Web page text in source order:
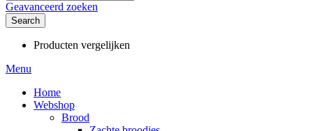
Geavanceerd zoeken
Search
Producten vergelijken
Menu
Home
Webshop
Brood